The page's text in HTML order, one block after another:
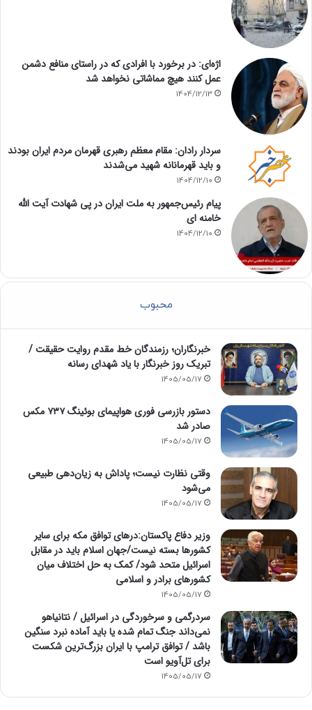
اژه‌ای: در برخورد با افرادی که در راستای منافع دشمن
عمل کنند هیچ مماشاتی نخواهد شد
1404/12/13
سردار رادان: مقام معظم رهبری قهرمان مردم ایران بودند
و باید قهرمانانه شهید می‌شدند
1404/12/10
پیام رئیس‌جمهور به ملت ایران در پی شهادت آیت الله
خامنه ای
1404/12/10
محبوب
خبرنگاران؛ رزمندگان خط مقدم روایت حقیقت /
تبریک روز خبرنگار با یاد شهدای رسانه
1405/05/17
دستور بازرسی فوری هواپیمای بوئینگ ۷۳۷ مکس
صادر شد
1405/05/17
وقتی نظارت نیست؛ پاداش به زیان‌دهی طبیعی
می‌شود
1405/05/17
وزیر دفاع پاکستان:درهای توافق مکه برای سایر
کشورها بسته نیست/جهان اسلام باید در مقابل
اسرائیل متحد شود/ کمک به حل اختلاف میان
کشورهای برادر و اسلامی
1405/05/17
سردرگمی و سرخوردگی در اسرائیل / نتانیاهو
نمی‌داند جنگ تمام شده یا باید آماده نبرد سنگین
باشد / توافق ترامپ با ایران بزرگ‌ترین شکست
برای تل‌آویو است
1405/05/17